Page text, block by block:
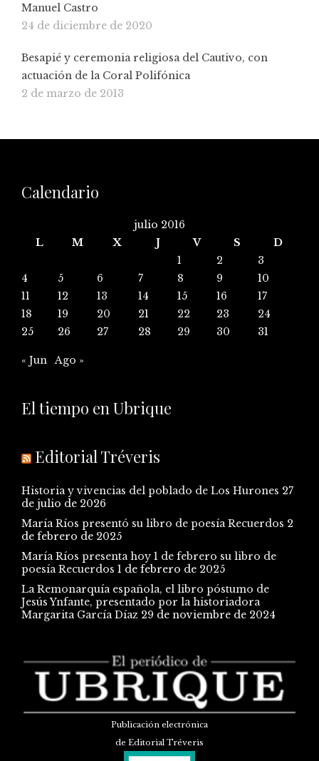
Manuel Castro
24 de diciembre de 2020
Besapié y ceremonia religiosa del Cautivo, con
actuación de la Coral Polifónica
2 de marzo de 2013
Calendario
julio 2016
L
M X J V S
D
1
2
3
4
5 6 7 8 9
10
11
12 13 14 15 16
17
18
19 20 21 22 23
24
25
26 27 28 29 30 31
« Jun Ago »
El tiempo en Ubrique
Editorial Tréveris
Historia y vivencias del poblado de Los Hurones 27
de julio de 2026
María Ríos presentó su libro de poesía Recuerdos 2
de febrero de 2025
María Ríos presenta hoy 1 de febrero su libro de
poesía Recuerdos 1 de febrero de 2025
La Remonarquía española, el libro póstumo de
Jesús Ynfante, presentado por la historiadora
Margarita García Díaz 29 de noviembre de 2024
Publicación electrónica
de Editorial Tréveris